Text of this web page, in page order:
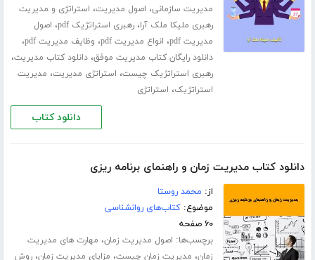
مدیریت سازمانی، اصول مدیریت، استراتژی و مدیریت
رهبری ملیکا ملک آرا،رهبری استراتژیک pdf ، اصول
مدیریت pdf
، انواع مدیریت pdf ، وظایف مدیریت pdf ،
دانلود رایگان کتاب مدیریت موفق،دانلود کتاب مدیریت،
رهبری استراتژیک چیست، استراتژی مدیریت، مدیریت
استراتژیک، استراتژی
دانلود کتاب
دانلود کتاب مدیریت زمان و راهنمای برنامه ریزی
از: محمد روستا
موضوع:کتاب‌های روانشناسی
۶۰ صفحه
برچسب‌ها: اصول مدیریت زمان، مهارت های مدیریت
زمان، مدیریت زمان چیست، مزایای مدیریت زمان،روش